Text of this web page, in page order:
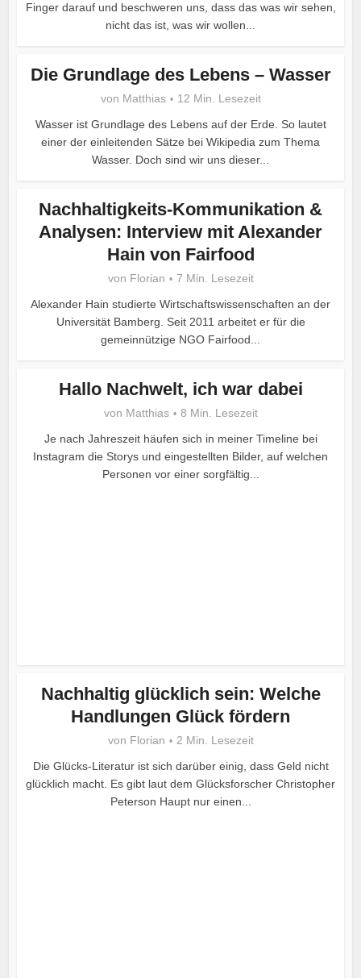
Finger darauf und beschweren uns, dass das was wir sehen,
nicht das ist, was wir wollen...
Die Grundlage des Lebens – Wasser
von Matthias
12 Min. Lesezeit
Wasser ist Grundlage des Lebens auf der Erde. So lautet
einer der einleitenden Sätze bei Wikipedia zum Thema
Wasser. Doch sind wir uns dieser...
Nachhaltigkeits-Kommunikation &
Analysen: Interview mit Alexander
Hain von Fairfood
von Florian
7 Min. Lesezeit
Alexander Hain studierte Wirtschaftswissenschaften an der
Universität Bamberg. Seit 2011 arbeitet er für die
gemeinnützige NGO Fairfood...
Hallo Nachwelt, ich war dabei
von Matthias
8 Min. Lesezeit
Je nach Jahreszeit häufen sich in meiner Timeline bei
Instagram die Storys und eingestellten Bilder, auf welchen
Personen vor einer sorgfältig...
Nachhaltig glücklich sein: Welche
Handlungen Glück fördern
von Florian
2 Min. Lesezeit
Die Glücks-Literatur ist sich darüber einig, dass Geld nicht
glücklich macht. Es gibt laut dem Glücksforscher Christopher
Peterson Haupt nur einen...